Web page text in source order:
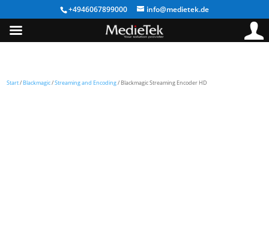
+4946067899000 info@medietek.de
Start/ Blackmagic/Streaming and Encoding/ Blackmagic Streaming Encoder HD